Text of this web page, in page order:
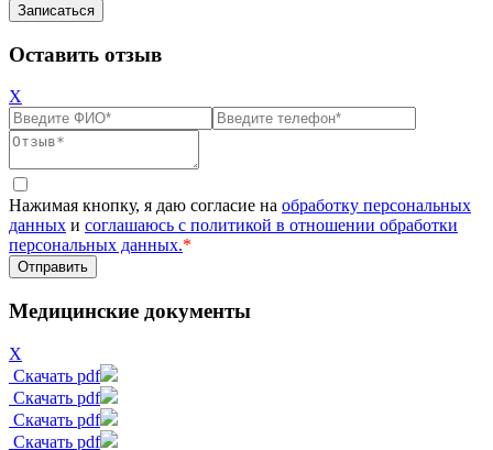
Оставить отзыв
X
Нажимая кнопку, я даю согласие на обработку персональных
данных и соглашаюсь с политикой в отношении обработки
персональных данных.*
Медицинские документы
X
Скачать pdf
Скачать pdf
Скачать pdf
Скачать pdf